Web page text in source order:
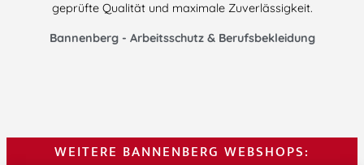
geprüfte Qualität und maximale Zuverlässigkeit.
Bannenberg - Arbeitsschutz & Berufsbekleidung
WEITERE BANNENBERG WEBSHOPS: